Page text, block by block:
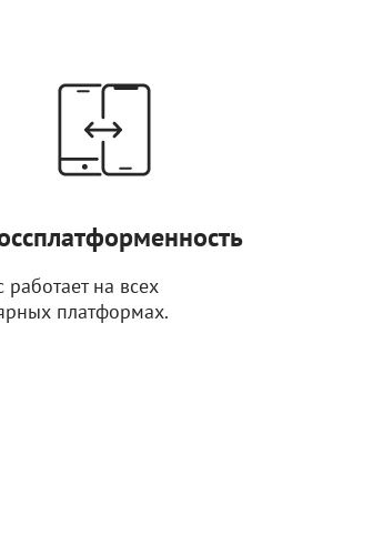
работает на всех
платформах.